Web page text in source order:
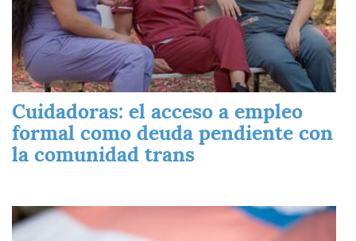
Cuidadoras: el acceso a empleo
formal como deuda pendiente con
la comunidad trans
Imagen